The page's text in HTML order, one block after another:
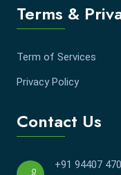
Terms &
Term of Services
Privacy Policy
Contact Us
+91 94407